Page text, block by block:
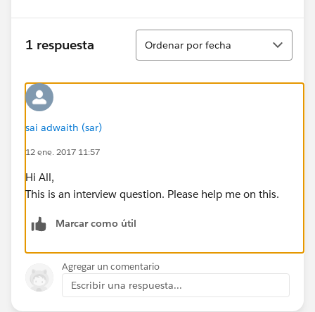
No of Opportunities
1 respuesta
Ordenar
Ordenar por fecha
sai adwaith (sar)
12 ene. 2017 11:57
Hi All,
This is an interview question. Please help me on this.
Marcar como útil
Agregar un comentario
Escribir una respuesta...